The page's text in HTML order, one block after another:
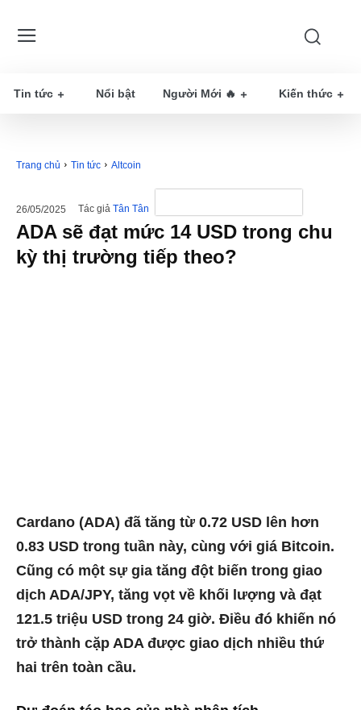
Tin tức Nổi bật Người Mới 🔥 Kiến thức
Trang chủ Tin tức Altcoin
26/05/2025 Tác giả Tân Tân
ADA sẽ đạt mức 14 USD trong chu
kỳ thị trường tiếp theo?
Cardano (ADA) đã tăng từ 0.72 USD lên hơn
0.83 USD trong tuần này, cùng với giá Bitcoin.
Cũng có một sự gia tăng đột biến trong giao
dịch ADA/JPY, tăng vọt về khối lượng và đạt
121.5 triệu USD trong 24 giờ. Điều đó khiến nó
trở thành cặp ADA được giao dịch nhiều thứ
hai trên toàn cầu.